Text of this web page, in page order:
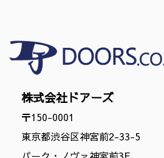
株式会社ドアーズ
〒150-0001
東京都渋谷区神宮前2-33-5